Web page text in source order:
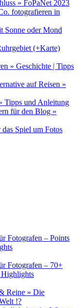
» FoPaNet 2023
fotografieren in
Sonne oder Mond
(+Karte)
» Geschichte | Tipps
auf Reisen »
Tipps und Anleitung
für den Blog »
Spiel um Fotos
Fotografen – Points
Fotografen – 70+
Reine » Die
!?